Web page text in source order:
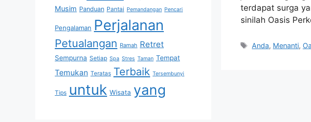
terdapat surga
sinilah Oasis
Tags
Anda, Menanti,
Musim Panduan Pantai Pemandangan Pencari
Pengalaman Perjalanan
Petualangan Ramah Retret
Sempurna Setiap Spa Stres Taman Tempat
Temukan Teratas Terbaik Tersembunyi
Tips untuk Wisata yang